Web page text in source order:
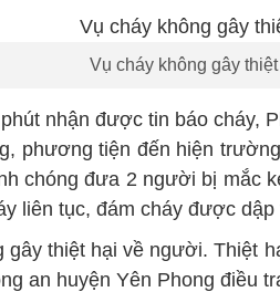
Vụ cháy không gây
nhận được tin báo cháy,
phương tiện đến hiện
chóng đưa 2 người bị mắc
liên tục, đám cháy được dập
gây thiệt hại về người. Thiệt
an huyện Yên Phong điều